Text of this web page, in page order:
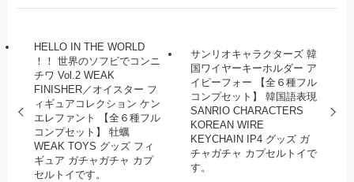
HELLO IN THE WORLD
！！ 世界のソフビでコンニ
チワ Vol.2 WEAK
FINISHER／オイスター フ
ィギュアコレクション ケン
エレファント 【全６種フル
コンプセット】 牡蠣
WEAK TOYS グッズ フィ
ギュア ガチャガチャ カプ
セルトイです。
サンリオキャラクターズ 韓
国ワイヤーキーホルダー ア
イピーフォー 【全６種フル
コンプセット】 韓国語表現
SANRIO CHARACTERS
KOREAN WIRE
KEYCHAIN IP4 グッズ ガ
チャガチャ カプセルトイで
す。